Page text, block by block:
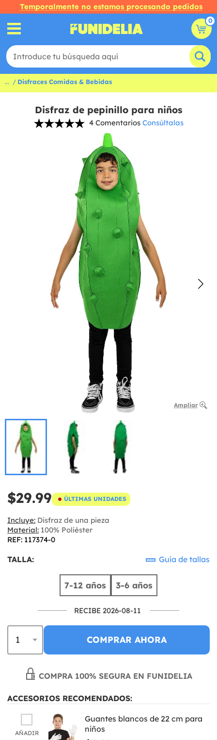
Temporalmente no estamos procesando pedidos
0
... Disfraces Comidas & Bebidas
Disfraz de pepinillo para niños
4 Comentarios Consúltalas
Ampliar
$29.99 ÚLTIMAS UNIDADES
Incluye: Disfraz de una pieza
Material: 100% Poliéster
REF: 117374-0
TALLA: Guía de tallas
7-12 años 3-6 años
RECIBE 2026-08-11
COMPRAR AHORA
COMPRA 100% SEGURA EN FUNIDELIA
ACCESORIOS RECOMENDADOS:
AÑADIR
Guantes blancos de 22 cm para
niños